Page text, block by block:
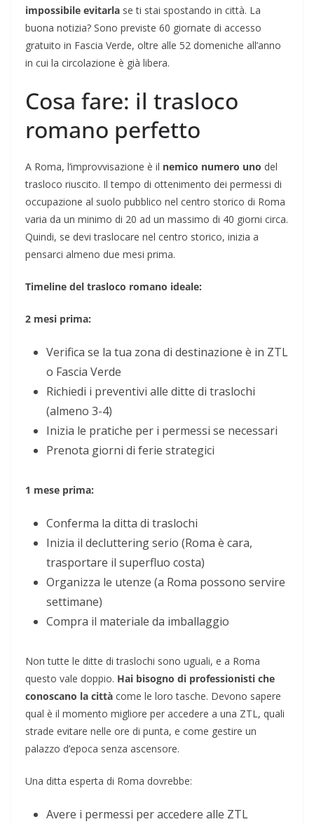
impossibile evitarla se ti stai spostando in città. La
buona notizia? Sono previste 60 giornate di accesso
gratuito in Fascia Verde, oltre alle 52 domeniche all’anno
in cui la circolazione è già libera.
Cosa fare: il trasloco
romano perfetto
A Roma, l’improvvisazione è il nemico numero uno del
trasloco riuscito. Il tempo di ottenimento dei permessi di
occupazione al suolo pubblico nel centro storico di Roma
varia da un minimo di 20 ad un massimo di 40 giorni circa.
Quindi, se devi traslocare nel centro storico, inizia a
pensarci almeno due mesi prima.
Timeline del trasloco romano ideale:
2 mesi prima:
Verifica se la tua zona di destinazione è in ZTL
o Fascia Verde
Richiedi i preventivi alle ditte di traslochi
(almeno 3-4)
Inizia le pratiche per i permessi se necessari
Prenota giorni di ferie strategici
1 mese prima:
Conferma la ditta di traslochi
Inizia il decluttering serio (Roma è cara,
trasportare il superfluo costa)
Organizza le utenze (a Roma possono servire
settimane)
Compra il materiale da imballaggio
Non tutte le ditte di traslochi sono uguali, e a Roma
questo vale doppio. Hai bisogno di professionisti che
conoscano la città come le loro tasche. Devono sapere
qual è il momento migliore per accedere a una ZTL, quali
strade evitare nelle ore di punta, e come gestire un
palazzo d’epoca senza ascensore.
Una ditta esperta di Roma dovrebbe:
Avere i permessi per accedere alle ZTL